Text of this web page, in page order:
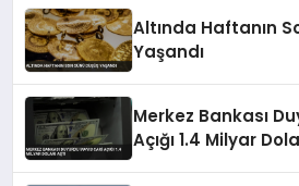
Altında Haftanın
Yaşandı
Merkez Bankası
Açığı 1.4 Milyar